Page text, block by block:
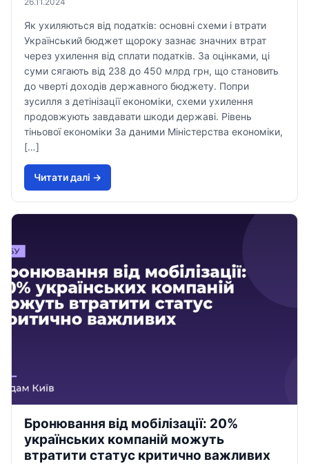
Як ухиляються від податків: основні схеми і втрати
Український бюджет щороку зазнає значних втрат
через ухилення від сплати податків. За оцінками, ці
суми сягають від 238 до 450 млрд грн, що становить
до чверті доходів державного бюджету. Попри
зусилля з детінізації економіки, схеми ухилення
продовжують завдавати шкоди державі. Рівень
тіньової економіки За даними Міністерства економіки,
[…]
Читати далi →
Бронювання від мобілізації: 20%
українських компаній можуть
втратити статус критично важливих